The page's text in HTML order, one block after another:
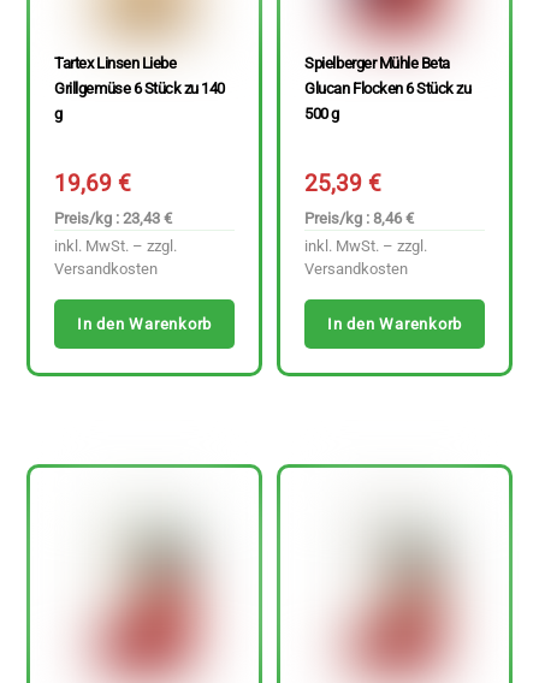
Tartex Linsen Liebe
Grillgemüse 6 Stück zu 140
g
19,69€
Preis/kg : 23,43 €
inkl. MwSt. – zzgl.
Versandkosten
In den Warenkorb
Spielberger Mühle Beta
Glucan Flocken 6 Stück zu
500 g
25,39€
Preis/kg : 8,46 €
inkl. MwSt. – zzgl.
Versandkosten
In den Warenkorb